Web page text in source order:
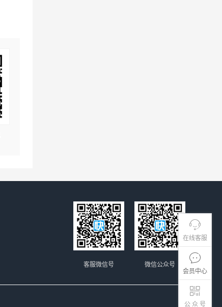
在线客服
会员中心
公 众 号
微信公众号
客服微信号